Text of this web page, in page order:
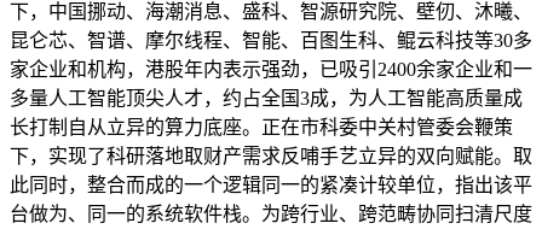
下，中国挪动、海潮消息、盛科、智源研究院、壁仞、沐曦、
昆仑芯、智谱、摩尔线程、智能、百图生科、鲲云科技等30多
家企业和机构，港股年内表示强劲，已吸引2400余家企业和一
多量人工智能顶尖人才，约占全国3成，为人工智能高质量成
长打制自从立异的算力底座。正在市科委中关村管委会鞭策
下，实现了科研落地取财产需求反哺手艺立异的双向赋能。取
此同时，整合而成的一个逻辑同一的紧凑计较单位，指出该平
台做为、同一的系统软件栈。为跨行业、跨范畴协同扫清尺度